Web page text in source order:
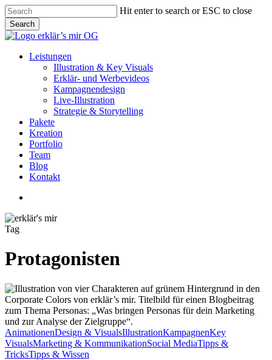
Skip
to
main
content
Hit enter to search or ESC to close
Search
Close
Menu
Leistungen
Illustration & Key Visuals
Erklär- und Werbevideos
Kampagnendesign
Live-Illustration
Strategie & Storytelling
Pakete
Kreation
Portfolio
Team
Blog
Kontakt
Tag
Protagonisten
Animierte
Personas
im
Videomarketing
AnimationenDesign & VisualsIllustrationKampagnenKey
VisualsMarketing & KommunikationSocial MediaTipps &
TricksTipps & Wissen